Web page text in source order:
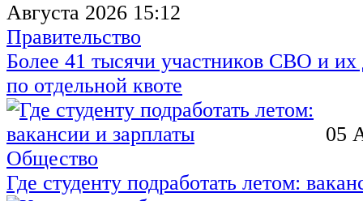
Августа 2026 15:12
Правительство
Более 41 тысячи участников СВО и их
по отдельной квоте
05
Общество
Где студенту подработать летом: